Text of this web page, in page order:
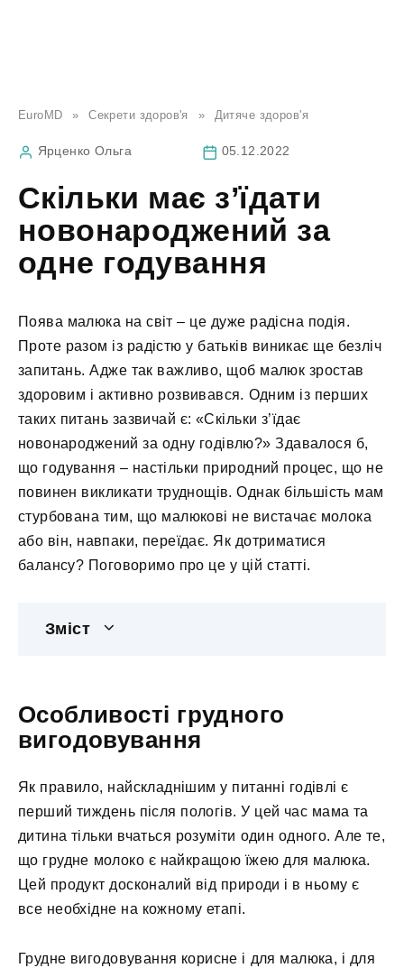
EuroMD » Секрети здоров'я » Дитяче здоров'я
Ярценко Ольга 05.12.2022
Скільки має з’їдати
новонароджений за
одне годування
Поява малюка на світ – це дуже радісна подія.
Проте разом із радістю у батьків виникає ще безліч
запитань. Адже так важливо, щоб малюк зростав
здоровим і активно розвивався. Одним із перших
таких питань зазвичай є: «Скільки з’їдає
новонароджений за одну годівлю?» Здавалося б,
що годування – настільки природний процес, що не
повинен викликати труднощів. Однак більшість мам
стурбована тим, що малюкові не вистачає молока
або він, навпаки, переїдає. Як дотриматися
балансу? Поговоримо про це у цій статті.
Зміст
Особливості грудного
вигодовування
Як правило, найскладнішим у питанні годівлі є
перший тиждень після пологів. У цей час мама та
дитина тільки вчаться розуміти один одного. Але те,
що грудне молоко є найкращою їжею для малюка.
Цей продукт досконалий від природи і в ньому є
все необхідне на кожному етапі.
Грудне вигодовування корисне і для малюка, і для